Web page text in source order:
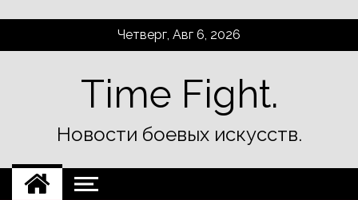
Четверг, Авг 6, 2026
Time Fight.
Новости боевых искусств.